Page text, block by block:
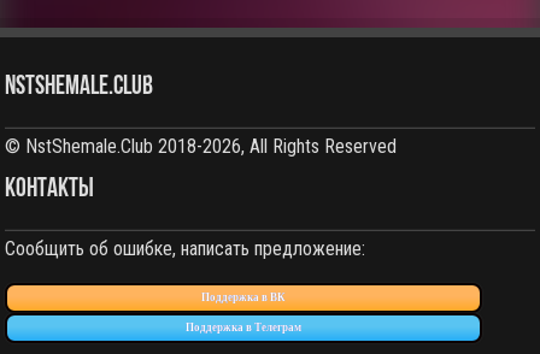
NstShemale.Club
© NstShemale.Club 2018-2026, All Rights Reserved
КОНТАКТЫ
Сообщить об ошибке, написать предложение:
Поддержка в ВК
Поддержка в Телеграм